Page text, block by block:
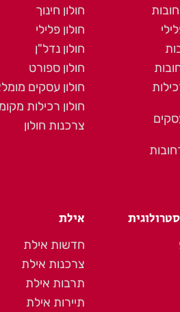
חולון חינוך
חולון פלילי
חולון נדל"ן
חולון ספורט
חולון עסקים
חולון רכילות
צרכנות חולון
אילת
חדשות אילת
צרכנות אילת
תרבות אילת
תיירות אילת